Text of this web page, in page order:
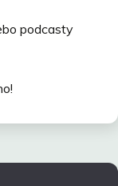
podcasty